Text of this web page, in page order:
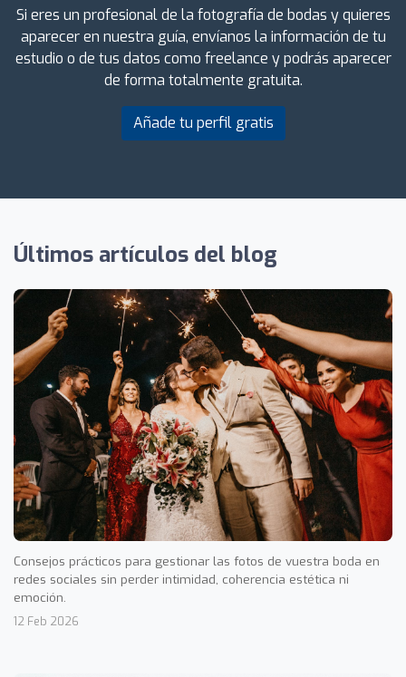
Si eres un profesional de la fotografía de bodas y quieres
aparecer en nuestra guía, envíanos la información de tu
estudio o de tus datos como freelance y podrás aparecer
de forma totalmente gratuita.
Añade tu perfil gratis
Últimos artículos del blog
Consejos prácticos para gestionar las fotos de vuestra boda en
redes sociales sin perder intimidad, coherencia estética ni
emoción.
12 Feb 2026